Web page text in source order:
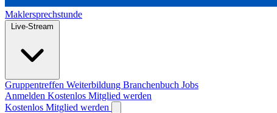
Maklersprechstunde
Live-Stream
Gruppentreffen Weiterbildung Branchenbuch Jobs
Anmelden Kostenlos Mitglied werden
Kostenlos Mitglied werden